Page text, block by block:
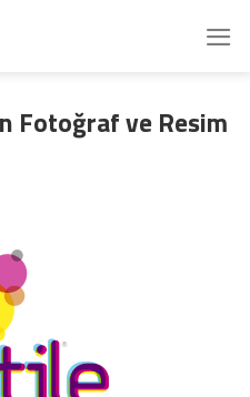
Fotoğraf ve Resim